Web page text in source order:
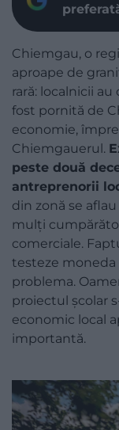
Chiemgau, o
aproape de
rară: localnicii
fost pornită de
economie,
Chiemgauerul.
peste două
antreprenorii
din zonă se
mulți
comerciale.
testeze moneda
problema.
proiectul școlar
economic local
importantă.